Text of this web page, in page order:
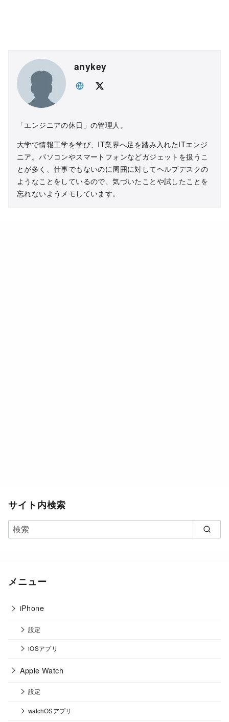
anykey
「エンジニアの休日」の管理人。
大学で情報工学を学び、IT業界へ足を踏み入れたITエンジ
ニア。パソコンやスマートフォンなどガジェットを扱うこ
とが多く、仕事でもないのに周囲に対してヘルプデスクの
ようなことをしているので、気づいたことや試したことを
忘れないようメモしています。
サイト内検索
メニュー
iPhone
設定
iOSアプリ
Apple Watch
設定
watchOSアプリ